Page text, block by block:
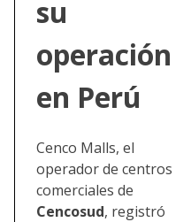
su
operación
en Perú
Cenco Malls, el
operador de centros
comerciales de
Cencosud, registró